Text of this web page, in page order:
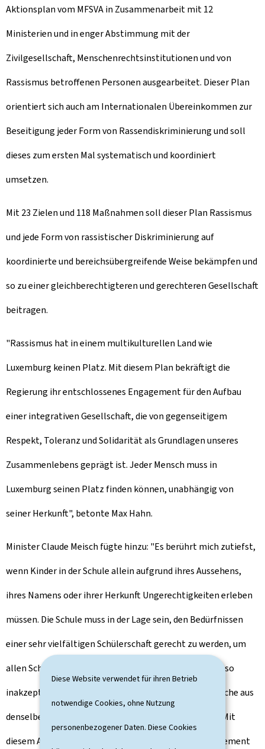
Diese Website verwendet für ihren Betrieb
notwendige Cookies, ohne Nutzung
personenbezogener Daten. Diese Cookies
Aktionsplan vom MFSVA in Zusammenarbeit mit 12
Ministerien und in enger Abstimmung mit der
Zivilgesellschaft, Menschenrechtsinstitutionen und von
Rassismus betroffenen Personen ausgearbeitet. Dieser Plan
orientiert sich auch am Internationalen Übereinkommen zur
Beseitigung jeder Form von Rassendiskriminierung und soll
dieses zum ersten Mal systematisch und koordiniert
umsetzen.
Mit 23 Zielen und 118 Maßnahmen soll dieser Plan Rassismus
und jede Form von rassistischer Diskriminierung auf
koordinierte und bereichsübergreifende Weise bekämpfen und
so zu einer gleichberechtigteren und gerechteren Gesellschaft
beitragen.
"Rassismus hat in einem multikulturellen Land wie
Luxemburg keinen Platz. Mit diesem Plan bekräftigt die
Regierung ihr entschlossenes Engagement für den Aufbau
einer integrativen Gesellschaft, die von gegenseitigem
Respekt, Toleranz und Solidarität als Grundlagen unseres
Zusammenlebens geprägt ist. Jeder Mensch muss in
Luxemburg seinen Platz finden können, unabhängig von
seiner Herkunft", betonte Max Hahn.
Minister Claude Meisch fügte hinzu: "Es berührt mich zutiefst,
wenn Kinder in der Schule allein aufgrund ihres Aussehens,
ihres Namens oder ihrer Herkunft Ungerechtigkeiten erleben
müssen. Die Schule muss in der Lage sein, den Bedürfnissen
einer sehr vielfältigen Schülerschaft gerecht zu werden, um
allen Schülern gleiche Erfolgschancen zu bieten. Ebenso
inakzeptabel ist es, dass Familien bei der Wohnungssuche aus
denselben Gründen immer wieder abgelehnt werden. Mit
diesem Aktionsplan bekräftigt Luxemburg sein Engagement